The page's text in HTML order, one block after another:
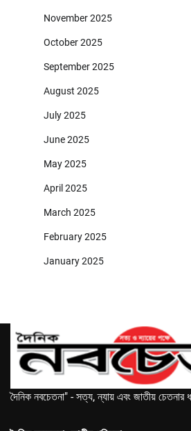
November 2025
October 2025
September 2025
August 2025
July 2025
June 2025
May 2025
April 2025
March 2025
February 2025
January 2025
দৈনিক নবচেতনা" - সত্য, ন্যায় এবং জাতীয় চেতনার